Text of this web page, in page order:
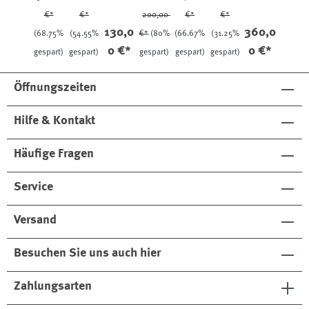
€*
(68.75%
gespart)
€*
(54.55%
gespart)
130,0
0 €*
200,00
€* (80%
gespart)
€*
(66.67%
gespart)
€*
(31.25%
gespart)
360,0
0 €*
Öffnungszeiten
Hilfe & Kontakt
Häufige Fragen
Service
Versand
Besuchen Sie uns auch hier
Zahlungsarten